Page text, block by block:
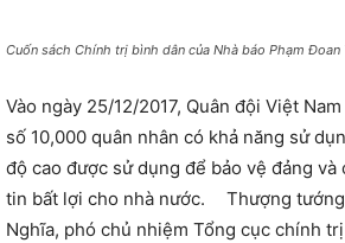
Cuốn sách Chính trị bình dân của Nhà báo Phạm Đoan
Vào ngày 25/12/2017, Quân đội Việt
số 10,000 quân nhân có khả năng sử
độ cao được sử dụng để bảo vệ đảng và
tin bất lợi cho nhà nước. Thượng
Nghĩa, phó chủ nhiệm Tổng cục chính